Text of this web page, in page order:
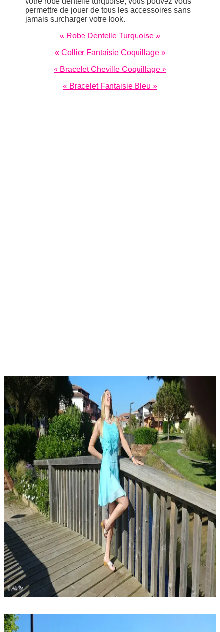
permettre de jouer de tous les accessoires sans
jamais surcharger votre look.
« Robe Dentelle Turquoise »
« Collier Fantaisie Coquillage »
« Bracelet Cheville Coquillage »
« Bracelet Fantaisie Bleu »